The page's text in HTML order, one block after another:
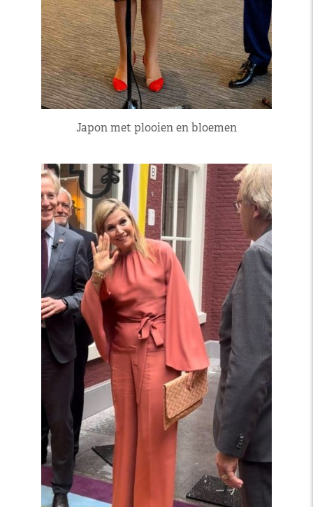
Japon met plooien en bloemen